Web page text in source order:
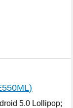
5.0 Lollipop;